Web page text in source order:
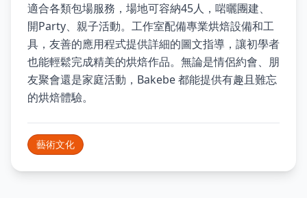
適合各類包場服務，場地可容納45人，啱曬團建、
開Party、親子活動。工作室配備專業烘焙設備和工
具，友善的應用程式提供詳細的圖文指導，讓初學者
也能輕鬆完成精美的烘焙作品。無論是情侶約會、朋
友聚會還是家庭活動，Bakebe 都能提供有趣且難忘
的烘焙體驗。
藝術文化